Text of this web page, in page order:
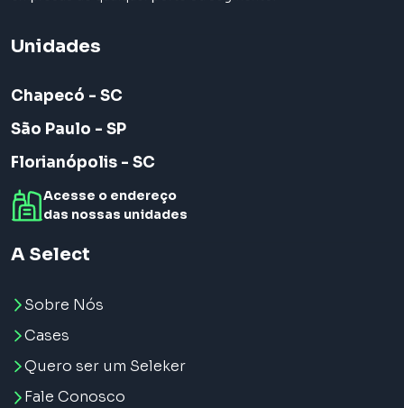
Unidades
Chapecó - SC
São Paulo - SP
Florianópolis - SC
Acesse o endereço
das nossas unidades
A Select
Sobre Nós
Cases
Quero ser um Seleker
Fale Conosco